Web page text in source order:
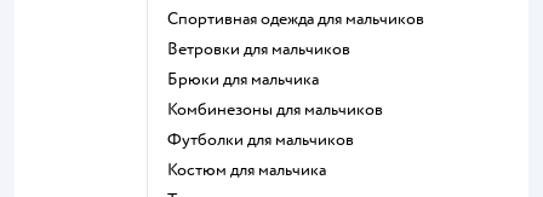
Спортивная одежда для мальчиков
Ветровки для мальчиков
Брюки для мальчика
Комбинезоны для мальчиков
Футболки для мальчиков
Костюм для мальчика